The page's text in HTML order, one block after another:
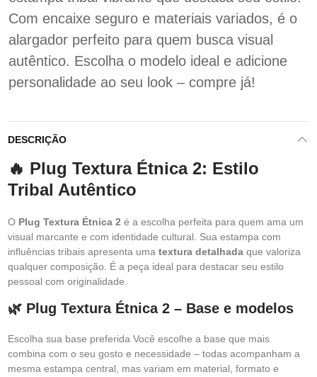
Com encaixe seguro e materiais variados, é o
alargador perfeito para quem busca visual
autêntico. Escolha o modelo ideal e adicione
personalidade ao seu look – compre já!
DESCRIÇÃO
🔥 Plug Textura Étnica 2: Estilo
Tribal Autêntico
O Plug Textura Étnica 2 é a escolha perfeita para quem ama um
visual marcante e com identidade cultural. Sua estampa com
influências tribais apresenta uma textura detalhada que valoriza
qualquer composição. É a peça ideal para destacar seu estilo
pessoal com originalidade.
🌿 Plug Textura Étnica 2 – Base e modelos
Escolha sua base preferida Você escolhe a base que mais
combina com o seu gosto e necessidade – todas acompanham a
mesma estampa central, mas variam em material, formato e